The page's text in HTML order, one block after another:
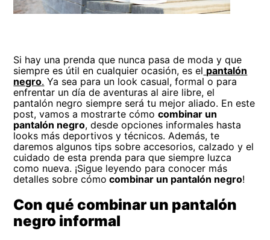
Si hay una prenda que nunca pasa de moda y que
siempre es útil en cualquier ocasión, es el pantalón
negro. Ya sea para un look casual, formal o para
enfrentar un día de aventuras al aire libre, el
pantalón negro siempre será tu mejor aliado. En este
post, vamos a mostrarte cómocombinar un
pantalón negro, desde opciones informales hasta
looks más deportivos y técnicos. Además, te
daremos algunos tips sobre accesorios, calzado y el
cuidado de esta prenda para que siempre luzca
como nueva. ¡Sigue leyendo para conocer más
detalles sobre cómo combinar un pantalón negro!
Con qué combinar un pantalón
negro informal